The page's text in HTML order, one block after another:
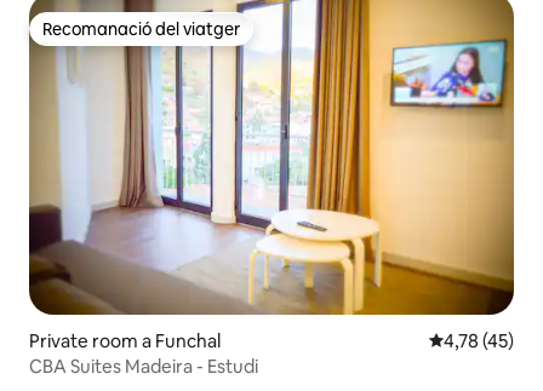
Recomanació del viatger
Recomanació del viatger
Private room a Funchal 4,78 de
4,78 (45)
CBA Suites Madeira - Estudi